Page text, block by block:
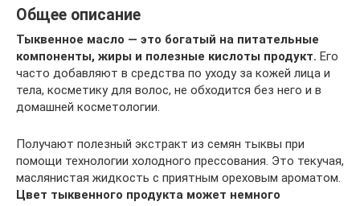
Общее описание
Тыквенное масло — это богатый на питательные
компоненты, жиры и полезные кислоты продукт. Его
часто добавляют в средства по уходу за кожей лица и
тела, косметику для волос, не обходится без него и в
домашней косметологии.
Получают полезный экстракт из семян тыквы при
помощи технологии холодного прессования. Это текучая,
маслянистая жидкость с приятным ореховым ароматом.
Цвет тыквенного продукта может немного